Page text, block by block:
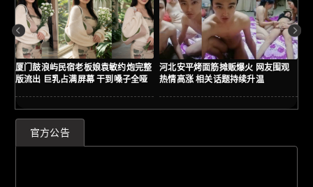
厦门鼓浪屿民宿老板娘袁敏约炮完整
版流出 巨乳占满屏幕 干到嗓子全哑
河北安平烤面筋摊贩爆火 网友围观
热情高涨 相关话题持续升温
官方公告